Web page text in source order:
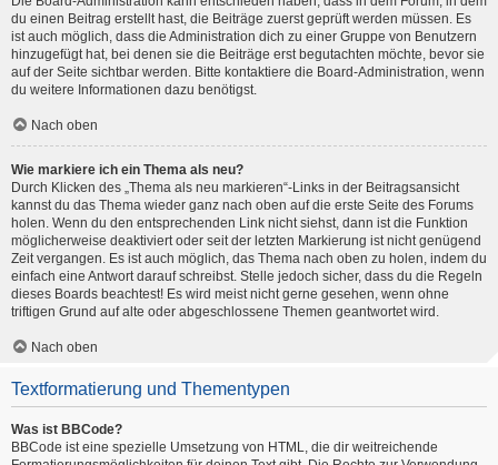
du einen Beitrag erstellt hast, die Beiträge zuerst geprüft werden müssen. Es
ist auch möglich, dass die Administration dich zu einer Gruppe von Benutzern
hinzugefügt hat, bei denen sie die Beiträge erst begutachten möchte, bevor sie
auf der Seite sichtbar werden. Bitte kontaktiere die Board-Administration, wenn
du weitere Informationen dazu benötigst.
Nach oben
Wie markiere ich ein Thema als neu?
Durch Klicken des „Thema als neu markieren“-Links in der Beitragsansicht
kannst du das Thema wieder ganz nach oben auf die erste Seite des Forums
holen. Wenn du den entsprechenden Link nicht siehst, dann ist die Funktion
möglicherweise deaktiviert oder seit der letzten Markierung ist nicht genügend
Zeit vergangen. Es ist auch möglich, das Thema nach oben zu holen, indem du
einfach eine Antwort darauf schreibst. Stelle jedoch sicher, dass du die Regeln
dieses Boards beachtest! Es wird meist nicht gerne gesehen, wenn ohne
triftigen Grund auf alte oder abgeschlossene Themen geantwortet wird.
Nach oben
Textformatierung und Thementypen
Was ist BBCode?
BBCode ist eine spezielle Umsetzung von HTML, die dir weitreichende